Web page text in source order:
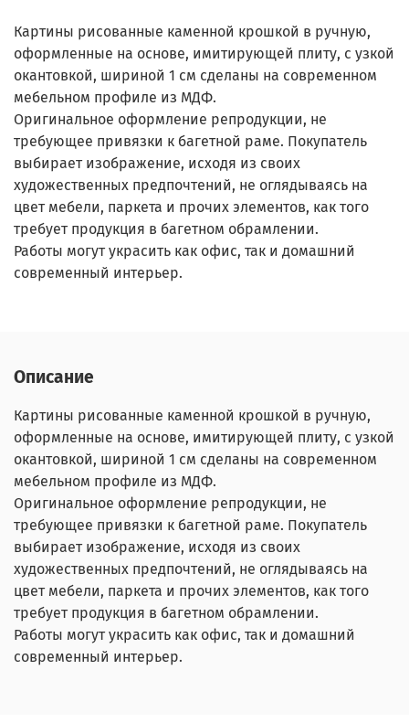
Картины рисованные каменной крошкой в ручную,
оформленные на основе, имитирующей плиту, с узкой
окантовкой, шириной 1 см сделаны на современном
мебельном профиле из МДФ.
Оригинальное оформление репродукции, не
требующее привязки к багетной раме. Покупатель
выбирает изображение, исходя из своих
художественных предпочтений, не оглядываясь на
цвет мебели, паркета и прочих элементов, как того
требует продукция в багетном обрамлении.
Работы могут украсить как офис, так и домашний
современный интерьер.
Описание
Картины рисованные каменной крошкой в ручную,
оформленные на основе, имитирующей плиту, с узкой
окантовкой, шириной 1 см сделаны на современном
мебельном профиле из МДФ.
Оригинальное оформление репродукции, не
требующее привязки к багетной раме. Покупатель
выбирает изображение, исходя из своих
художественных предпочтений, не оглядываясь на
цвет мебели, паркета и прочих элементов, как того
требует продукция в багетном обрамлении.
Работы могут украсить как офис, так и домашний
современный интерьер.